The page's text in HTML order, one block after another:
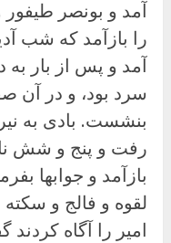
آمد و بونصر طیفور
را بازآمد که شب
آمد و پس از بار
سرد بود، و در آن
بنشست. بادی به
رفت و پنج و شش
بازآمد و جوابها
لقوه و فالج و سکته
امیر را آگاه